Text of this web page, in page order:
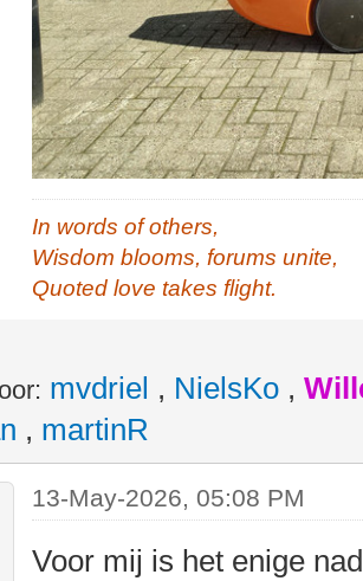
In words of others,
Wisdom blooms, forums unite,
Quoted love takes flight.
mvdriel , NielsKo ,
, martinR
13-May-2026, 05:08 PM
Voor mij is het enige